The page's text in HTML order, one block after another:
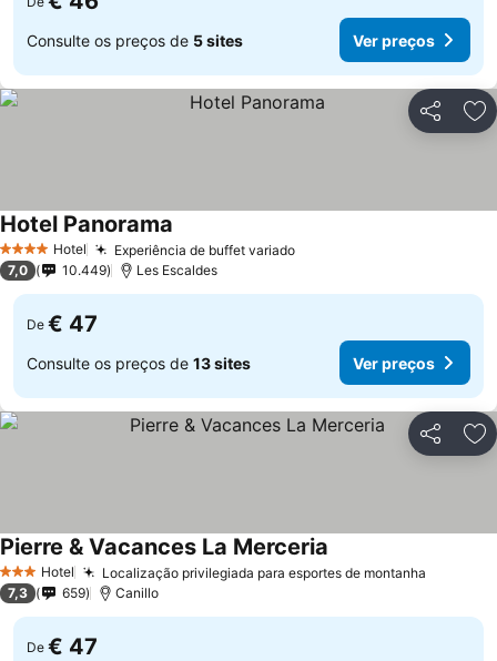
Consulte os preços de 5 sites Ver preços
Partilhar
4 EstrelasHotel Experiência de buffet variadoVer preços
Hotel Panorama
7,0 10.449 Les Escaldes
De € 47
Consulte os preços de 13 sites Ver preços
Partilhar
3 EstrelasHotel Localização privilegiada para esportes de montanha
Pierre & Vacances La Merceria
7,3 659 Canillo
De € 47